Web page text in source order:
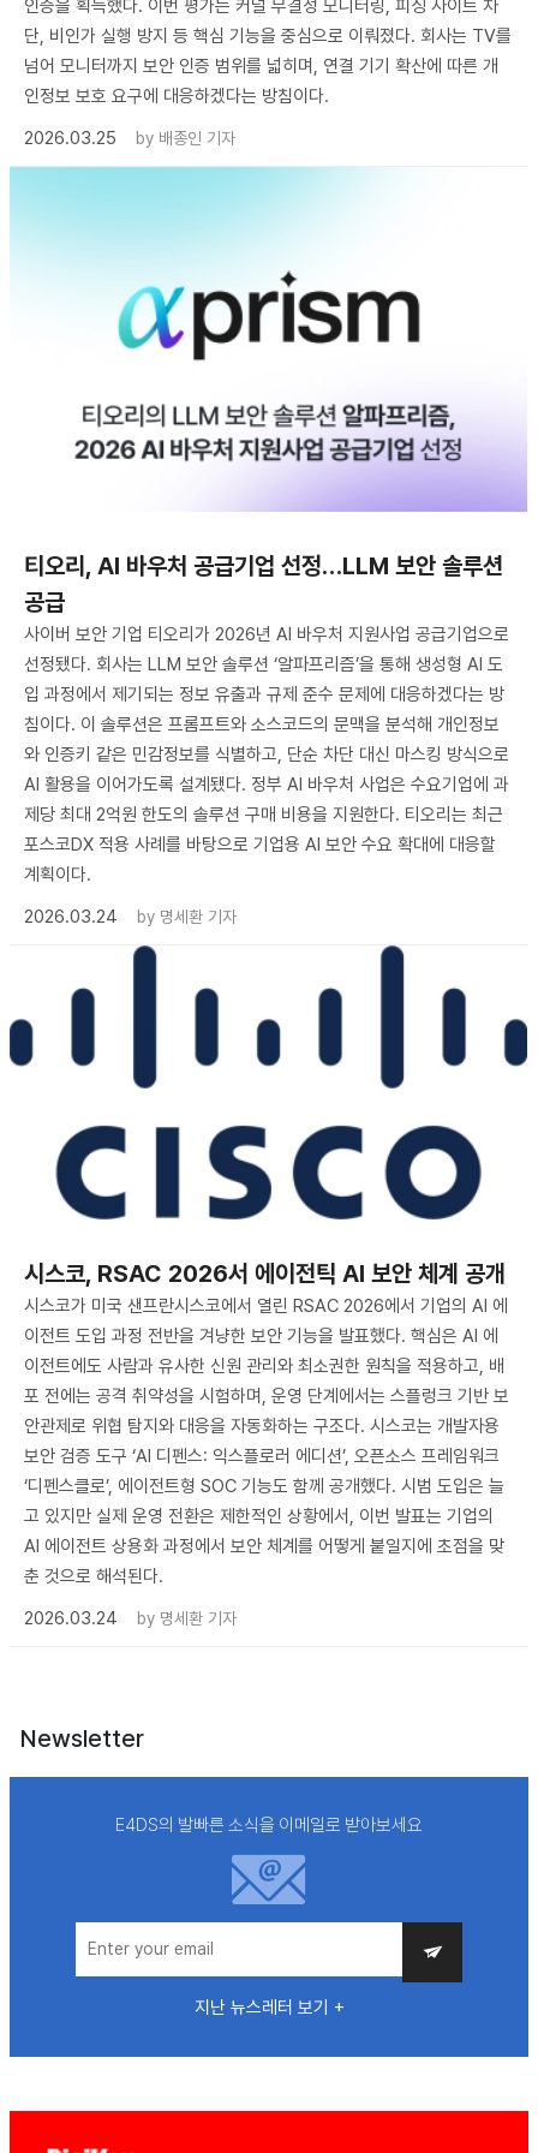
인증을 획득했다. 이번 평가는 커널 무결성 모니터링, 피싱 사이트 차
단, 비인가 실행 방지 등 핵심 기능을 중심으로 이뤄졌다. 회사는 TV를
넘어 모니터까지 보안 인증 범위를 넓히며, 연결 기기 확산에 따른 개
인정보 보호 요구에 대응하겠다는 방침이다.
2026.03.25
by 배종인 기자
티오리, AI 바우처 공급기업 선정…LLM 보안 솔루션
공급
사이버 보안 기업 티오리가 2026년 AI 바우처 지원사업 공급기업으로
선정됐다. 회사는 LLM 보안 솔루션 ‘알파프리즘’을 통해 생성형 AI 도
입 과정에서 제기되는 정보 유출과 규제 준수 문제에 대응하겠다는 방
침이다. 이 솔루션은 프롬프트와 소스코드의 문맥을 분석해 개인정보
와 인증키 같은 민감정보를 식별하고, 단순 차단 대신 마스킹 방식으로
AI 활용을 이어가도록 설계됐다. 정부 AI 바우처 사업은 수요기업에 과
제당 최대 2억원 한도의 솔루션 구매 비용을 지원한다. 티오리는 최근
포스코DX 적용 사례를 바탕으로 기업용 AI 보안 수요 확대에 대응할
계획이다.
2026.03.24
by 명세환 기자
시스코, RSAC 2026서 에이전틱 AI 보안 체계 공개
시스코가 미국 샌프란시스코에서 열린 RSAC 2026에서 기업의 AI 에
이전트 도입 과정 전반을 겨냥한 보안 기능을 발표했다. 핵심은 AI 에
이전트에도 사람과 유사한 신원 관리와 최소권한 원칙을 적용하고, 배
포 전에는 공격 취약성을 시험하며, 운영 단계에서는 스플렁크 기반 보
안관제로 위협 탐지와 대응을 자동화하는 구조다. 시스코는 개발자용
보안 검증 도구 ‘AI 디펜스: 익스플로러 에디션’, 오픈소스 프레임워크
‘디펜스클로’, 에이전트형 SOC 기능도 함께 공개했다. 시범 도입은 늘
고 있지만 실제 운영 전환은 제한적인 상황에서, 이번 발표는 기업의
AI 에이전트 상용화 과정에서 보안 체계를 어떻게 붙일지에 초점을 맞
춘 것으로 해석된다.
2026.03.24
by 명세환 기자
Newsletter
E4DS의 발빠른 소식을 이메일로 받아보세요
지난 뉴스레터 보기 +